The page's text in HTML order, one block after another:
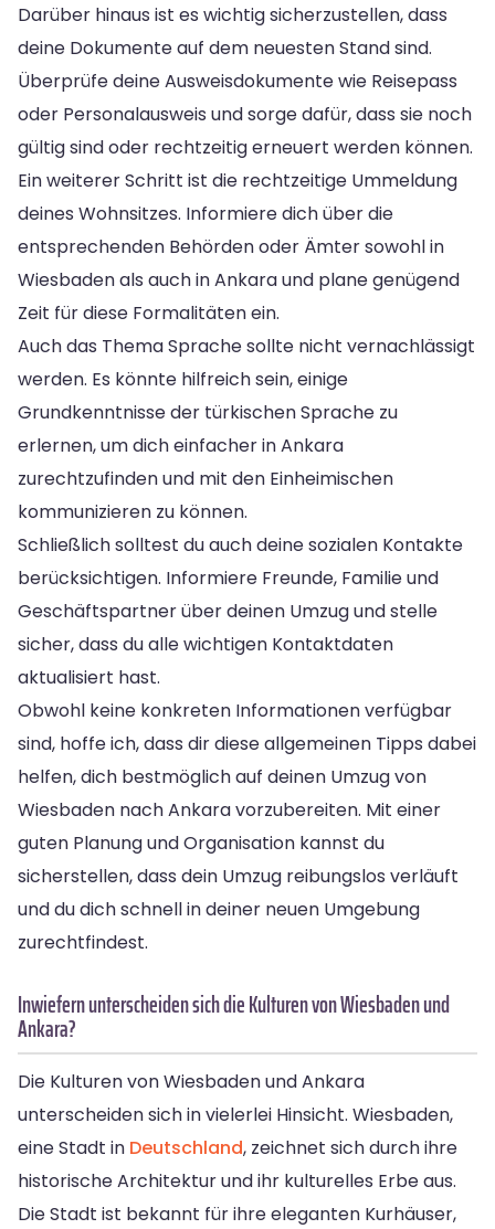
Darüber hinaus ist es wichtig sicherzustellen, dass
deine Dokumente auf dem neuesten Stand sind.
Überprüfe deine Ausweisdokumente wie Reisepass
oder Personalausweis und sorge dafür, dass sie noch
gültig sind oder rechtzeitig erneuert werden können.
Ein weiterer Schritt ist die rechtzeitige Ummeldung
deines Wohnsitzes. Informiere dich über die
entsprechenden Behörden oder Ämter sowohl in
Wiesbaden als auch in Ankara und plane genügend
Zeit für diese Formalitäten ein.
Auch das Thema Sprache sollte nicht vernachlässigt
werden. Es könnte hilfreich sein, einige
Grundkenntnisse der türkischen Sprache zu
erlernen, um dich einfacher in Ankara
zurechtzufinden und mit den Einheimischen
kommunizieren zu können.
Schließlich solltest du auch deine sozialen Kontakte
berücksichtigen. Informiere Freunde, Familie und
Geschäftspartner über deinen Umzug und stelle
sicher, dass du alle wichtigen Kontaktdaten
aktualisiert hast.
Obwohl keine konkreten Informationen verfügbar
sind, hoffe ich, dass dir diese allgemeinen Tipps dabei
helfen, dich bestmöglich auf deinen Umzug von
Wiesbaden nach Ankara vorzubereiten. Mit einer
guten Planung und Organisation kannst du
sicherstellen, dass dein Umzug reibungslos verläuft
und du dich schnell in deiner neuen Umgebung
zurechtfindest.
Inwiefern unterscheiden sich die Kulturen von Wiesbaden und
Ankara?
Die Kulturen von Wiesbaden und Ankara
unterscheiden sich in vielerlei Hinsicht. Wiesbaden,
eine Stadt in Deutschland, zeichnet sich durch ihre
historische Architektur und ihr kulturelles Erbe aus.
Die Stadt ist bekannt für ihre eleganten Kurhäuser,